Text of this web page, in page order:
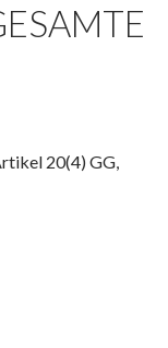
20(4) GG,